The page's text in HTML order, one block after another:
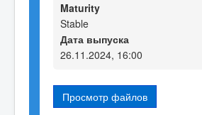
Maturity
Stable
Дата выпуска
26.11.2024, 16:00
Просмотр файлов